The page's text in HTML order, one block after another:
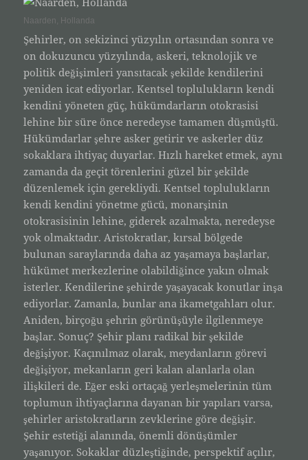
Naarden, Hollanda
Şehirler, on sekizinci yüzyılın ortasından sonra ve
on dokuzuncu yüzyılında, askeri, teknolojik ve
politik değişimleri yansıtacak şekilde kendilerini
yeniden icat ediyorlar. Kentsel toplulukların kendi
kendini yöneten güç, hükümdarların otokrasisi
lehine bir süre önce neredeyse tamamen düşmüştü.
Hükümdarlar şehre asker getirir ve askerler düz
sokaklara ihtiyaç duyarlar. Hızlı hareket etmek, aynı
zamanda da geçit törenlerini güzel bir şekilde
düzenlemek için gerekliydi. Kentsel toplulukların
kendi kendini yönetme gücü, monarşinin
otokrasisinin lehine, giderek azalmakta, neredeyse
yok olmaktadır. Aristokratlar, kırsal bölgede
bulunan saraylarında daha az yaşamaya başlarlar,
hükümet merkezlerine olabildiğince yakın olmak
isterler. Kendilerine şehirde yaşayacak konutlar inşa
ediyorlar. Zamanla, bunlar ana ikametgahları olur.
Aniden, birçoğu şehrin görünüşüyle ilgilenmeye
başlar. Sonuç? Şehir planı radikal bir şekilde
değişiyor. Kaçınılmaz olarak, meydanların görevi
değişiyor, mekanların geri kalan alanlarla olan
ilişkileri de. Eğer eski ortaçağ yerleşmelerinin tüm
toplumun ihtiyaçlarına dayanan bir yapıları varsa,
şehirler aristokratların zevklerine göre değişir.
Şehir estetiği alanında, önemli dönüşümler
yaşanıyor. Sokaklar düzleştiğinde, perspektif açılır,